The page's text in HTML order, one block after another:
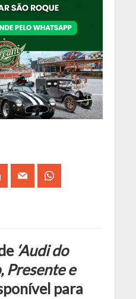
‘Audi do
Presente e
para